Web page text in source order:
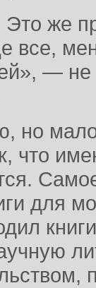
Это же
все,
— не
но
что
для